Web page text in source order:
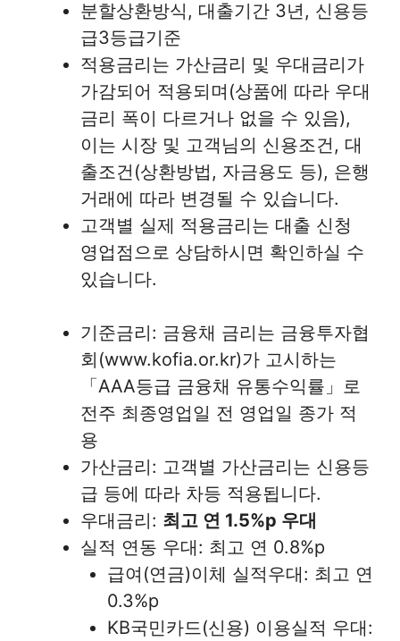
분할상환방식, 대출기간 3년, 신용등
급3등급기준
적용금리는 가산금리 및 우대금리가
가감되어 적용되며(상품에 따라 우대
금리 폭이 다르거나 없을 수 있음),
이는 시장 및 고객님의 신용조건, 대
출조건(상환방법, 자금용도 등), 은행
거래에 따라 변경될 수 있습니다.
고객별 실제 적용금리는 대출 신청
영업점으로 상담하시면 확인하실 수
있습니다.
기준금리: 금융채 금리는 금융투자협
회(www.kofia.or.kr)가 고시하는
「AAA등급 금융채 유통수익률」로
전주 최종영업일 전 영업일 종가 적
용
가산금리: 고객별 가산금리는 신용등
급 등에 따라 차등 적용됩니다.
우대금리: 최고 연 1.5%p 우대
실적 연동 우대: 최고 연 0.8%p
급여(연금)이체 실적우대: 최고 연
0.3%p
KB국민카드(신용) 이용실적 우대: